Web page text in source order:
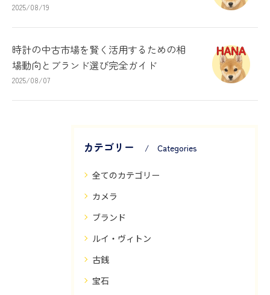
2025/08/19
時計の中古市場を賢く活用するための相
場動向とブランド選び完全ガイド
2025/08/07
カテゴリー Categories
全てのカテゴリー
カメラ
ブランド
ルイ・ヴィトン
古銭
宝石